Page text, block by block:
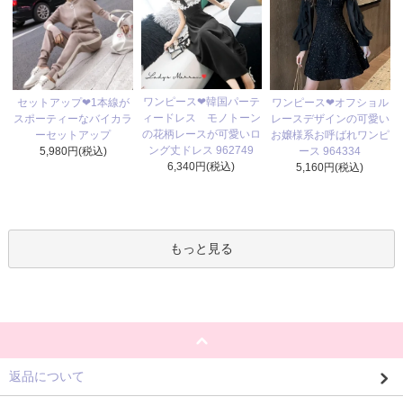
セットアップ❤1本線が
スポーティーなバイカラ
ーセットアップ
5,980円(税込)
ワンピース❤韓国パーテ
ィードレス モノトーン
の花柄レースが可愛いロ
ング丈ドレス 962749
6,340円(税込)
ワンピース❤オフショル
レースデザインの可愛い
お嬢様系お呼ばれワンピ
ース 964334
5,160円(税込)
もっと見る
返品について